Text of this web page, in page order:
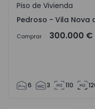
Pedroso - Vila Nova
Piso de Vivienda
Pedroso - Vila Nova
Comprar 300.000 €
6 3 110